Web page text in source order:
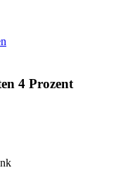
4 Prozent